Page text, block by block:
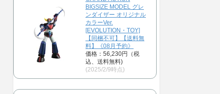
BIGSIZE MODEL グレ
ンダイザー オリジナル
カラーVer.
[EVOLUTION・TOY]
【同梱不可】【送料無
料】《08月予約》
価格：56,230円（税
込、送料無料)
(2025/2/9時点)